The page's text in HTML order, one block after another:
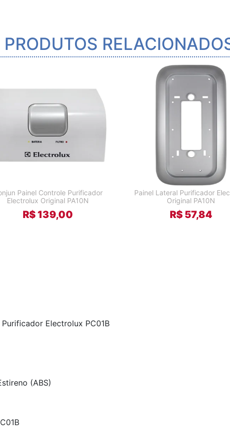
PRODUTOS
Painel Controle Purificador
Electrolux Original PA10N
R$ 139,00
Painel Lateral Purificador
Original PA10N
R$ 57,84
Electrolux PC01B
(ABS)